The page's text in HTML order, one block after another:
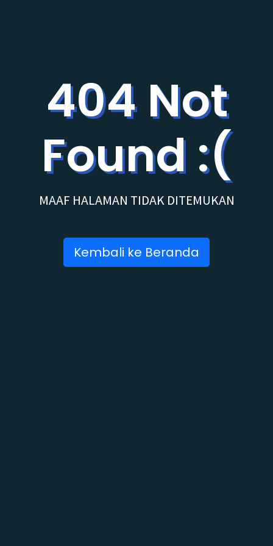
404 Not
Found :(
MAAF HALAMAN TIDAK DITEMUKAN
Kembali ke Beranda